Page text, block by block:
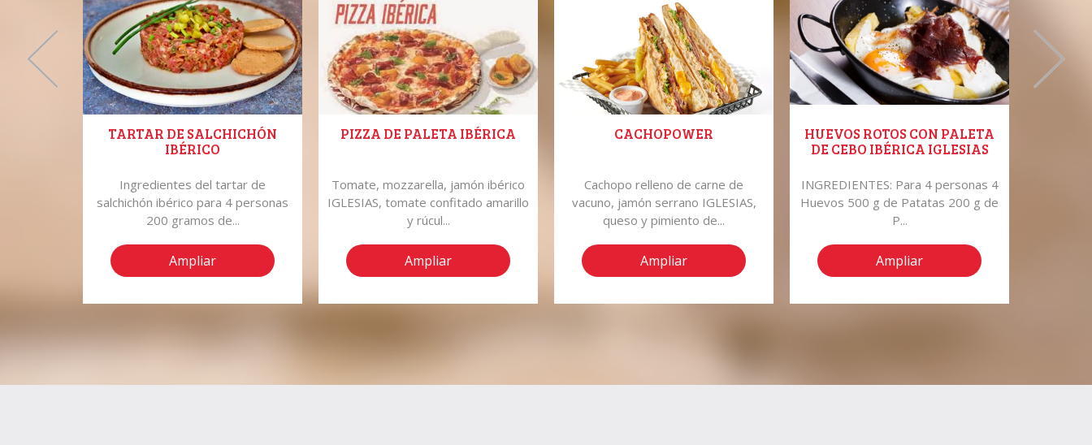
TARTAR DE SALCHICHÓN
IBÉRICO
Ingredientes del tartar de
salchichón ibérico para 4 personas
200 gramos de...
Ampliar
PIZZA DE PALETA IBÉRICA
Tomate, mozzarella, jamón ibérico
IGLESIAS, tomate confitado amarillo
y rúcul...
Ampliar
CACHOPOWER
Cachopo relleno de carne de
vacuno, jamón serrano IGLESIAS,
queso y pimiento de...
Ampliar
HUEVOS ROTOS CON PALETA
DE CEBO IBÉRICA IGLESIAS
INGREDIENTES: Para 4 personas 4
Huevos 500 g de Patatas 200 g de
P...
Ampliar